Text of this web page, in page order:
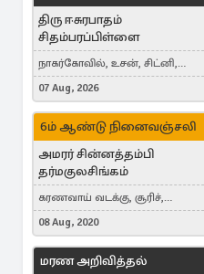
திரு ஈசுரபாதம்
சிதம்பரப்பிள்ளை
நாகர்கோவில், உசன், சிட்னி,
Australia
07 Aug, 2026
6ம் ஆண்டு நினைவஞ்சலி
அமரர் சின்னத்தம்பி
தர்மகுலசிங்கம்
கரணவாய் வடக்கு, சூரிச்,
Switzerland
08 Aug, 2020
மரண அறிவித்தல்